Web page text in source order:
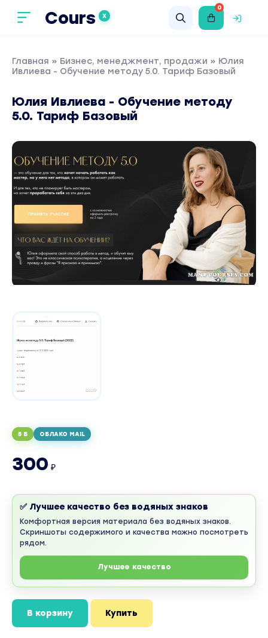
Cours X
0
Главная » Бизнес, менеджмент, продажи » Юлия
Ивлиева - Обучение методу 5.0. Тариф Базовый
Юлия Ивлиева - Обучение методу
5.0. Тариф Базовый
5 Б ОБЛАКО MAIL
300 ₽
✅ Лучшее качество без водяных знаков
Комфортная версия материала без водяных знаков.
Скриншоты содержимого и качества можно посмотреть
рядом.
Лучшее качество
В корзину Купить